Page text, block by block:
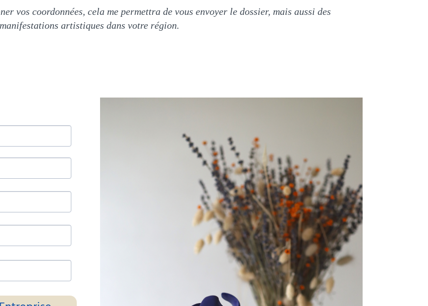
vos coordonnées, cela me permettra de vous envoyer le dossier, mais aussi des
artistiques dans votre région.